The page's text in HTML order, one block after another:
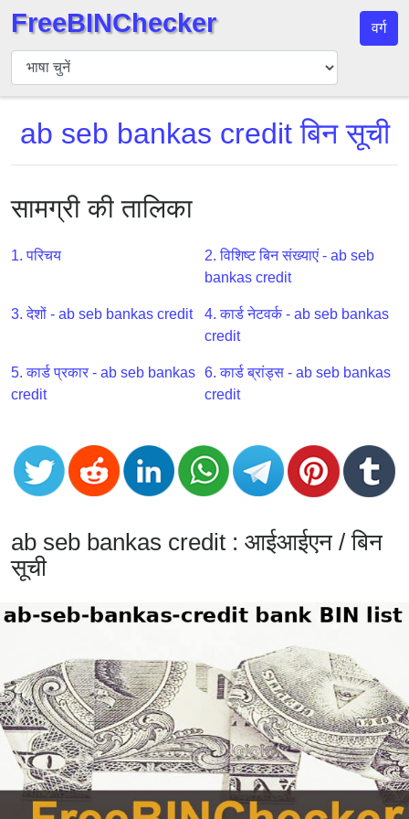
बिन
चेकर
खोजें
बिन
बिन
BIN
BIN
v2
BIN
from
Banks
Credit
Card
Validator
Credit
Card
Random
Credit
Card
Generator
Generate
Credit
FreeBINChecker वर्ग
ab seb bankas credit बिन सूची
सामग्री की तालिका
1. परिचय
2. विशिष्ट बिन संख्याएं - ab seb
bankas credit
3. देशों - ab seb bankas credit
4. कार्ड नेटवर्क - ab seb bankas
credit
5. कार्ड प्रकार - ab seb bankas
credit
6. कार्ड ब्रांड्स - ab seb bankas
credit
ab seb bankas credit : आईआईएन / बिन
सूची